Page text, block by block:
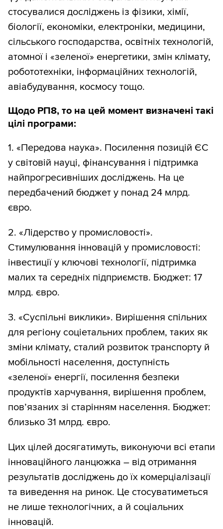
стосувалися досліджень із фізики, хімії,
біології, економіки, електроніки, медицини,
сільського господарства, освітніх технологій,
атомної і «зеленої» енергетики, змін клімату,
робототехніки, інформаційних технологій,
авіабудування, космосу тощо.
Щодо РП8, то на цей момент визначені такі
цілі програми:
1. «Передова наука». Посилення позицій ЄС
у світовій науці, фінансування і підтримка
найпрогресивніших досліджень. На це
передбачений бюджет у понад 24 млрд.
євро.
2. «Лідерство у промисловості».
Стимулювання інновацій у промисловості:
інвестиції у ключові технології, підтримка
малих та середніх підприємств. Бюджет: 17
млрд. євро.
3. «Суспільні виклики». Вирішення спільних
для регіону соціетальних проблем, таких як
зміни клімату, сталий розвиток транспорту й
мобільності населення, доступність
«зеленої» енергії, посилення безпеки
продуктів харчування, вирішення проблем,
пов’язаних зі старінням населення. Бюджет:
близько 31 млрд. євро.
Цих цілей досягатимуть, виконуючи всі етапи
інноваційного ланцюжка – від отримання
результатів досліджень до їх комерціалізації
та виведення на ринок. Це стосуватиметься
не лише технологічних, а й соціальних
інновацій.